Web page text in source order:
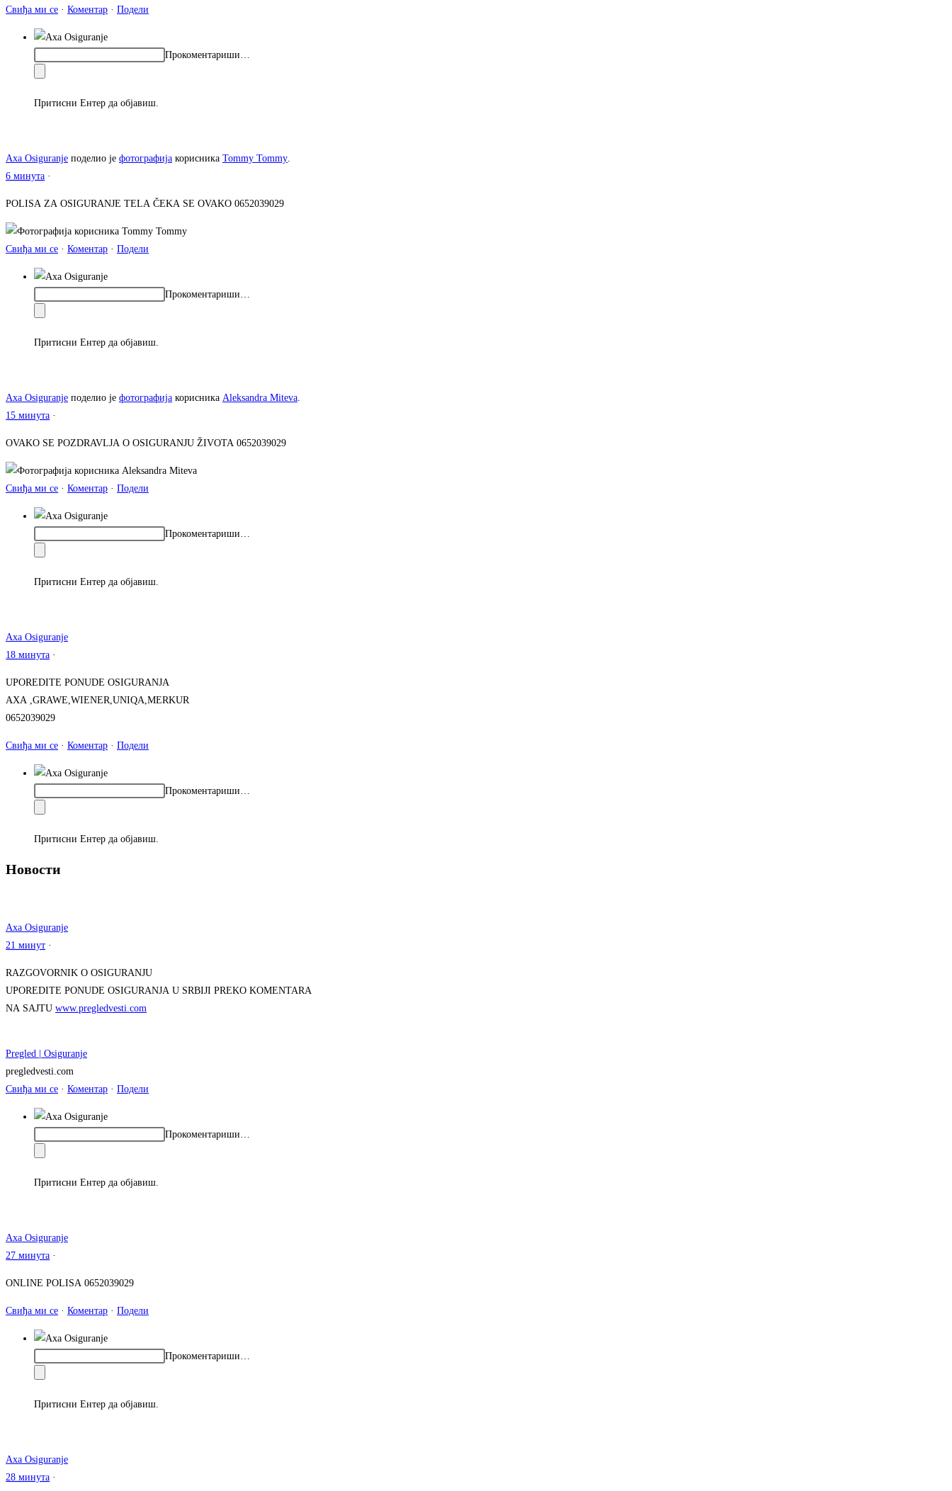
Свиђа ми се · Коментар · Подели
Прокоментариши…
Притисни Ентер да објавиш.
Axa Osiguranje поделио је фотографија корисника Tommy Tommy
6 минута ·
POLISA ZA OSIGURANJE TELA ČEKA SE OVAKO 0652039029
Свиђа ми се · Коментар · Подели
Прокоментариши…
Притисни Ентер да објавиш.
Axa Osiguranje поделио је фотографија корисника Aleksandra Miteva
15 минута ·
OVAKO SE POZDRAVLJA O OSIGURANJU ŽIVOTA 0652039029
Свиђа ми се · Коментар · Подели
Прокоментариши…
Притисни Ентер да објавиш.
Axa Osiguranje
18 минута ·
UPOREDITE PONUDE OSIGURANJA
AXA ,GRAWE,WIENER,UNIQA,MERKUR
0652039029
Свиђа ми се · Коментар · Подели
Прокоментариши…
Притисни Ентер да објавиш.
Новости
Axa Osiguranje
21 минут ·
RAZGOVORNIK O OSIGURANJU
UPOREDITE PONUDE OSIGURANJA U SRBIJI PREKO KOMENTARA
NA SAJTU www.pregledvesti.com
Pregled | Osiguranje
pregledvesti.com
Свиђа ми се · Коментар · Подели
Прокоментариши…
Притисни Ентер да објавиш.
Axa Osiguranje
27 минута ·
ONLINE POLISA 0652039029
Свиђа ми се · Коментар · Подели
Прокоментариши…
Притисни Ентер да објавиш.
Axa Osiguranje
28 минута ·